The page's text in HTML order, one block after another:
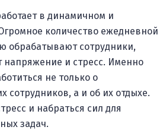
в динамичном и
количество ежедневной
обрабатывают сотрудники,
и стресс. Именно
не только о
сотрудников, а и об их отдыхе.
и набраться сил для
задач.